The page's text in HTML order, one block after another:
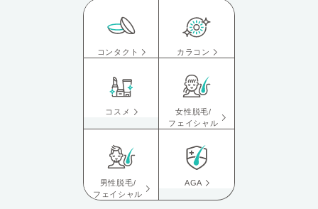
コンタクト カラコン
コスメ
女性脱毛/
フェイシャル
男性脱毛/
フェイシャル
AGA